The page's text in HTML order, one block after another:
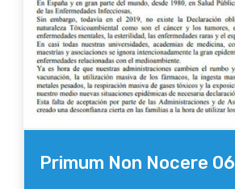
Primum Non Nocere 06